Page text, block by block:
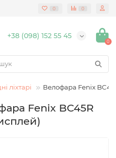
0 0
+38 (098) 152 55 45
0
ліхтарі Велофара Fenix
Fenix BC45R